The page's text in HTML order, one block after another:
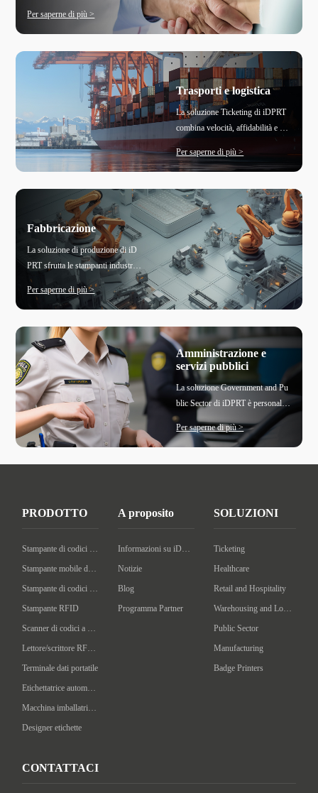
tive. Fornendo etichettatura e iden
tificazione accurate e affidabili, la
cessi
cazioni di stampa progettate per ot
timizzare e standardizzare i proces
si ospedalieri, ridurre i tassi di err
ore e migliorare l'assistenza ai paz
ienti. Le stampanti iDPRT stampa
no elementi essenziali come etiche
tte tubolari, etichette farmaceutich
e, codici a barre di identificazione
del paziente, braccialetti medici, ca
rtelle cliniche e tag campione di la
boratorio. La soluzione iDPRT ai
Per saperne di più >
Trasporti e logistica
La soluzione Ticketing di iDPRT
combina velocità, affidabilità e fac
ne senza soluzione di continuità d
ei biglietti, migliorando la soddisf
azione del cliente e l'efficienza ope
rativa. Garantisce una perfetta inte
grazione con i sistemi di biglietteri
a esistenti e supporta la stampa cri
ttografata per proteggere le inform
azioni sensibili sui biglietti, miglio
rando la sicurezza in ambienti ad a
lto rischio.
Per saperne di più >
Fabbricazione
La soluzione di produzione di iD
PRT sfrutta le stampanti industrial
i per semplificare le operazioni, m
igliorare la tracciabilità dei prodott
i e garantire la conformità agli sta
ndard di settore. Le stampanti ind
ustriali iDPRT offrono stampa ad
alta risoluzione, velocità di stampa
elevate e compatibilità con vari tip
i di supporti, consentendo un'etich
ettatura accurata di componenti, pr
odotti e confezioni. La soluzione
produce una vasta gamma di etich
Per saperne di più >
Amministrazione e
servizi pubblici
La soluzione Government and Pu
blic Sector di iDPRT è personaliz
zata per soddisfare gli elevati stan
dard di sicurezza, accuratezza ed e
fficienza richiesti per le operazioni
governative. Supporta il monitora
tario, fondamentali per mantenere
a all'interno delle attività governati
piamente utilizzati su vari material
i nelle imposta
Per saperne di più >
PRODOTTO
Stampante di codici a barre desktop
Stampante mobile di codici a barre
Stampante di codici a barre industriale
Stampante RFID
Scanner di codici a barre portatile
Lettore/scrittore RFID portatile
Terminale dati portatile
Etichettatrice automatica
Macchina imballatrice intelligente
Designer etichette
A proposito
Informazioni su iDPRT
Notizie
Blog
Programma Partner
SOLUZIONI
Ticketing
Healthcare
Retail and Hospitality
Warehousing and Logistics
Public Sector
Manufacturing
Badge Printers
CONTATTACI